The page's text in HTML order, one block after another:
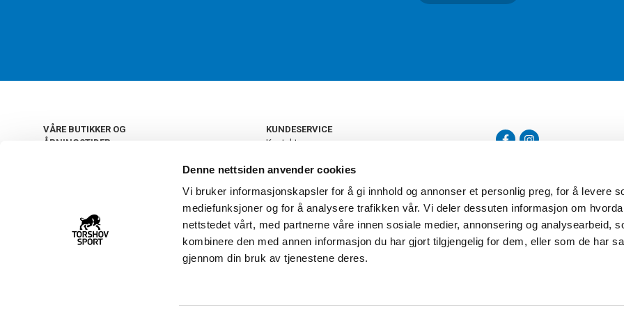
Denne nettsiden anvender cookies
Vi bruker informasjonskapsler for å gi innhold og annonser et personlig preg, for å levere
mediefunksjoner og for å analysere trafikken vår. Vi deler dessuten informasjon om
nettstedet vårt, med partnerne våre innen sosiale medier, annonsering og analysearbeid,
kombinere den med annen informasjon du har gjort tilgjengelig for dem, eller som de har
gjennom din bruk av tjenestene deres.
VÅRE BUTIKKER OG
ÅPNINGSTIDER
22 09 20 20
KUNDESERVICE
Kontakt oss
Retur og bytte
Personvern
Frakt og levering
Ledige stillinger
FAQ - Ofte stilte spørsmål
Åpenhetsloven
Torshov Sport har over 90 års
klubbhandel. Torshov Sport har
Drammen, Sandvika Storsenter